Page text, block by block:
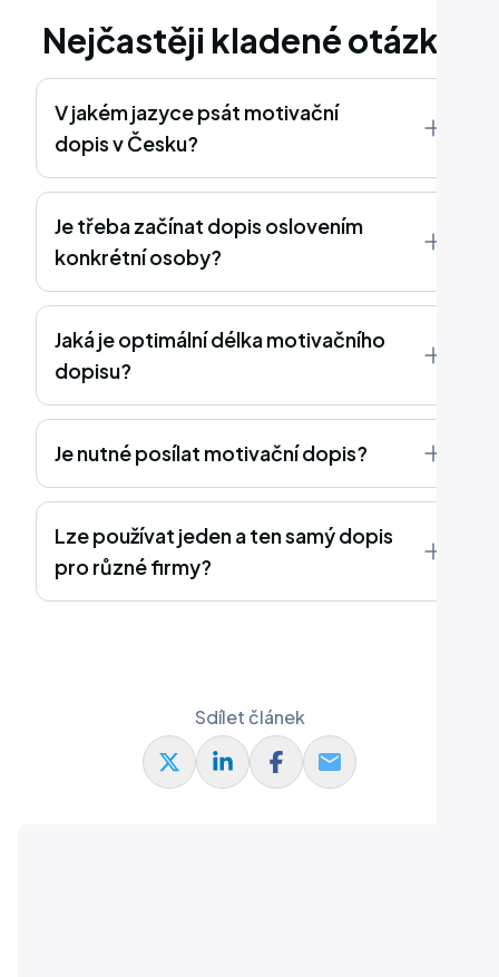
Nejčastěji kladené otázky
V jakém jazyce psát motivační
dopis v Česku?
Je třeba začínat dopis oslovením
konkrétní osoby?
Jaká je optimální délka motivačního
dopisu?
Je nutné posílat motivační dopis?
Lze používat jeden a ten samý dopis
pro různé firmy?
Sdílet článek